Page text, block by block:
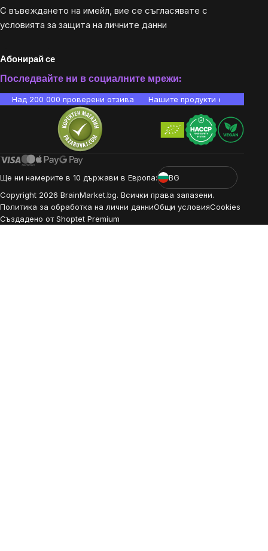
С въвеждането на имейл, вие се съгласявате с
условията за защита на личните данни
Абонирай се
Последвайте ни в социалните мрежи:
Над 200 000 проверени отзива Нашите продукти са
Ще ни намерите в 10 държави в Европа:
BG
Copyright 2026 BrainMarket.bg. Всички права запазени.
Политика за обработка на лични данниОбщи условияCookies
Създадено от Shoptet Premium